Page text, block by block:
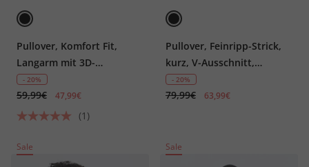
Pullover, Komfort Fit,
Langarm mit 3D-
Applikationen
- 20%
59,99€ 47,99€
(1)
Pullover, Feinripp-Strick,
kurz, V-Ausschnitt,
Halbarm
- 20%
79,99€ 63,99€
Sale Sale